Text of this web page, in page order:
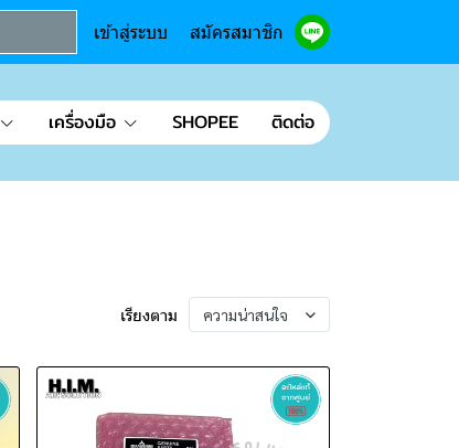
เข้าสู่ระบบ สมัครสมาชิก
เครื่องมือ SHOPEE ติดต่อ
เรียงตาม ความน่าสนใจ